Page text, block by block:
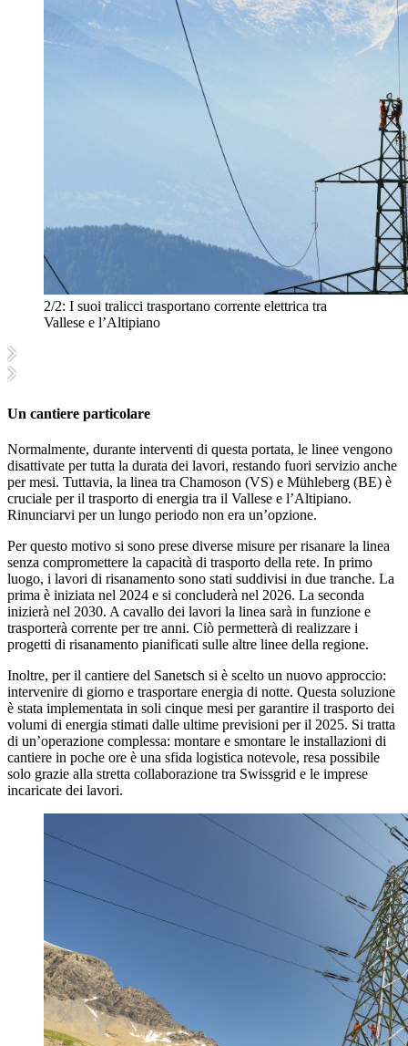
2/2: I suoi tralicci trasportano corrente elettrica tra
Vallese e l’Altipiano
Un cantiere particolare
Normalmente, durante interventi di questa portata, le linee vengono
disattivate per tutta la durata dei lavori, restando fuori servizio anche
per mesi. Tuttavia, la linea tra Chamoson (VS) e Mühleberg (BE) è
cruciale per il trasporto di energia tra il Vallese e l’Altipiano.
Rinunciarvi per un lungo periodo non era un’opzione.
Per questo motivo si sono prese diverse misure per risanare la linea
senza compromettere la capacità di trasporto della rete. In primo
luogo, i lavori di risanamento sono stati suddivisi in due tranche. La
prima è iniziata nel 2024 e si concluderà nel 2026. La seconda
inizierà nel 2030. A cavallo dei lavori la linea sarà in funzione e
trasporterà corrente per tre anni. Ciò permetterà di realizzare i
progetti di risanamento pianificati sulle altre linee della regione.
Inoltre, per il cantiere del Sanetsch si è scelto un nuovo approccio:
intervenire di giorno e trasportare energia di notte. Questa soluzione
è stata implementata in soli cinque mesi per garantire il trasporto dei
volumi di energia stimati dalle ultime previsioni per il 2025. Si tratta
di un’operazione complessa: montare e smontare le installazioni di
cantiere in poche ore è una sfida logistica notevole, resa possibile
solo grazie alla stretta collaborazione tra Swissgrid e le imprese
incaricate dei lavori.